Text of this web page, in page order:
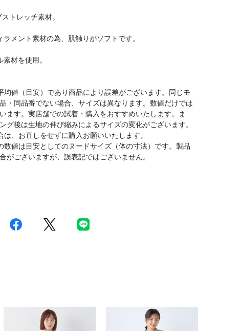
トレッチ素材。
ラメント素材の為、肌触りがソフトです。
素材を使用。
均値（目安）であり商品により誤差がございます。同じモ
・同品番でない場合、サイズは異なります。数値だけでは
ます。実店舗での試着・購入をおすすめいたします。ま
グ後は生地の伸び縮みによるサイズの変化がございます。
、お直しをせずに購入お願いいたします。
数値は目安としてのヌードサイズ（体の寸法）です。製品
がございますが、誤表記ではございません。